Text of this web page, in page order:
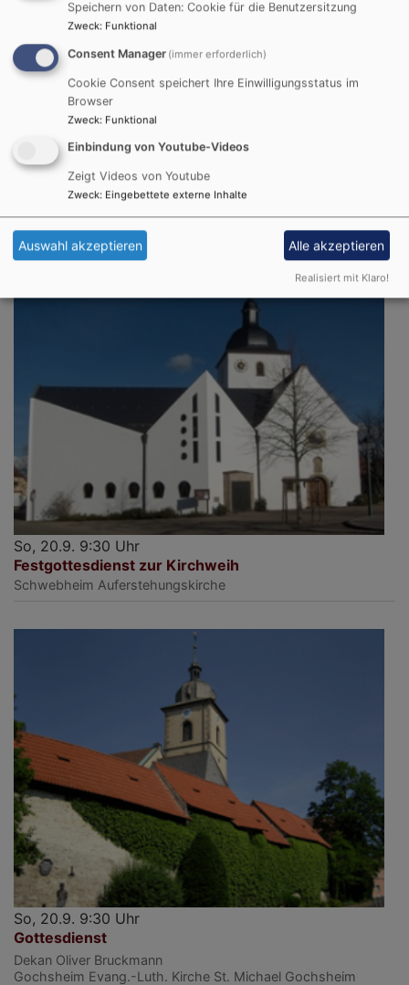
So, 13.9. 9:30 Uhr
Nachkirchweih-Gottesdienst
Gochsheim Evang.-Luth. Kirche St. Michael Gochsheim
So, 20.9. 9:30 Uhr
Festgottesdienst zur Kirchweih
Schwebheim Auferstehungskirche
So, 20.9. 9:30 Uhr
Gottesdienst
Dekan Oliver Bruckmann
Gochsheim Evang.-Luth. Kirche St. Michael Gochsheim
Speichern von Daten: Cookie für die Benutzersitzung
Zweck: Funktional
Consent Manager (immer erforderlich)
Cookie Consent speichert Ihre Einwilligungsstatus im
Browser
Zweck: Funktional
Einbindung von Youtube-Videos
Zeigt Videos von Youtube
Zweck: Eingebettete externe Inhalte
Auswahl akzeptieren Alle akzeptieren
Realisiert mit Klaro!